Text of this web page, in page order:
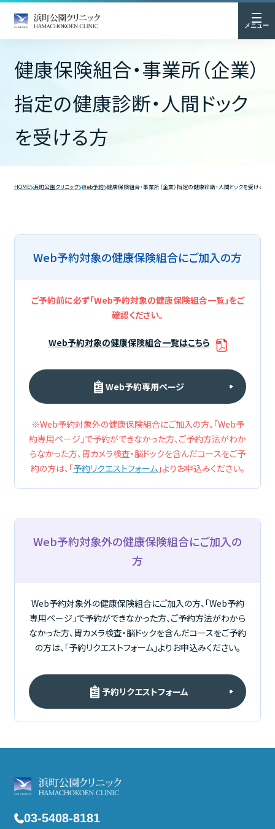
メニュー
健康保険組合・事業所（企業）
指定の健康診断・人間ドック
を受ける方
HOME 浜町公園クリニック Web予約 健康保険組合・事業所（企業）指定の健康診断・人間ドックを受ける方
Web予約対象の健康保険組合にご加入の方
ご予約前に必ず「Web予約対象の健康保険組合一覧」をご
確認ください。
Web予約対象の健康保険組合一覧はこちら
Web予約専用ページ​
※Web予約対象外の健康保険組合にご加入の方、「Web予
約専用ページ」で予約ができなかった方、ご予約方法がわか
らなかった方、 胃カメラ検査・脳ドックを含んだコースをご予
約の方は、「予約リクエストフォーム」よりお申込みください。
Web予約対象外の健康保険組合にご加入の
方​
Web予約対象外の健康保険組合にご加入の方、「Web予約
専用ページ」で予約ができなかった方、ご予約方法がわから
なかった方、 胃カメラ検査・脳ドックを含んだコースをご予約
の方は、「予約リクエストフォーム」よりお申込みください。
予約リクエストフォーム​
03-5408-8181